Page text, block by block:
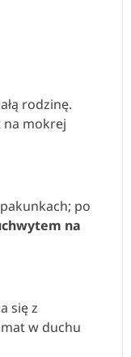
rodzinę.
na mokrej
po
na
się z
w duchu